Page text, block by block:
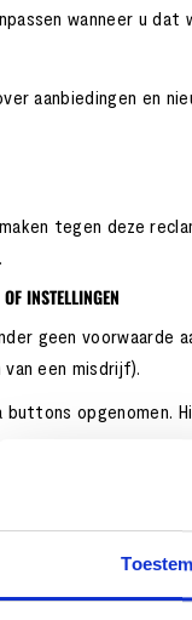
wanneer u dat
aanbiedingen en
tegen deze
INSTELLINGEN
geen
een misdrijf).
buttons opgenomen.
zijn kleine
eerst bezoekt,